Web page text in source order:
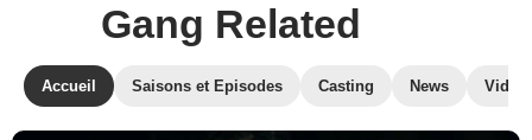
Gang Related
Accueil Saisons et Episodes Casting News